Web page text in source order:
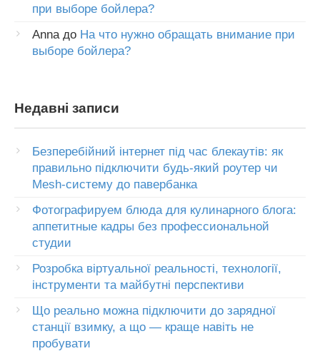
при выборе бойлера?
Anna до На что нужно обращать внимание при
выборе бойлера?
Недавні записи
Безперебійний інтернет під час блекаутів: як
правильно підключити будь-який роутер чи
Mesh-систему до павербанка
Фотографируем блюда для кулинарного блога:
аппетитные кадры без профессиональной
студии
Розробка віртуальної реальності, технології,
інструменти та майбутні перспективи
Що реально можна підключити до зарядної
станції взимку, а що — краще навіть не
пробувати